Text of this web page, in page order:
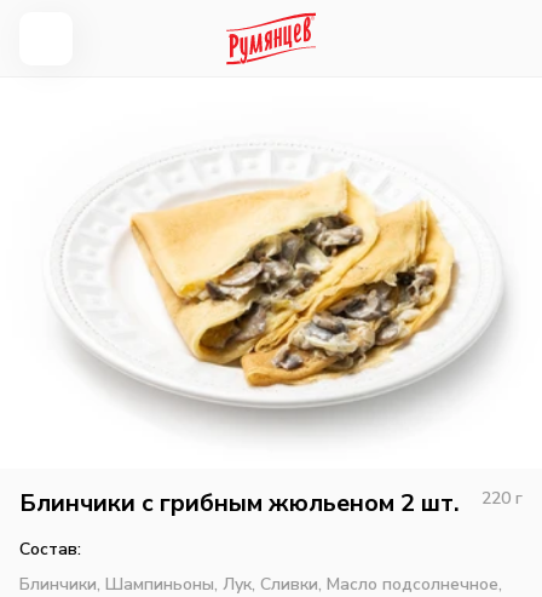
Блинчики с грибным жюльеном 2 шт. 220 г
Состав:
Блинчики, Шампиньоны, Лук, Сливки, Масло подсолнечное,